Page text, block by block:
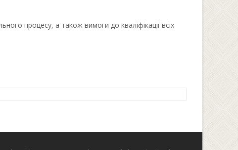
процесу, а також вимоги до кваліфікації всіх